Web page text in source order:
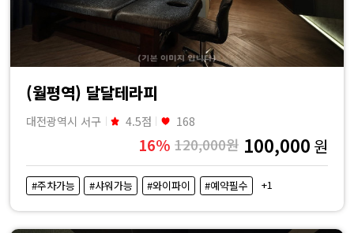
(월평역) 달달테라피
대전광역시 서구 4.5점 168
16% 120,000원 100,000 원
#주차가능 #샤워가능 #와이파이 #예약필수 +1